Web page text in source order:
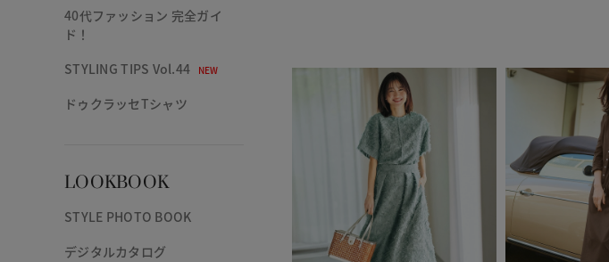
40代ファッション 完全ガイ
ド！
STYLING TIPS Vol.44
NEW
ドゥクラッセTシャツ
LOOKBOOK
STYLE PHOTO BOOK
デジタルカタログ